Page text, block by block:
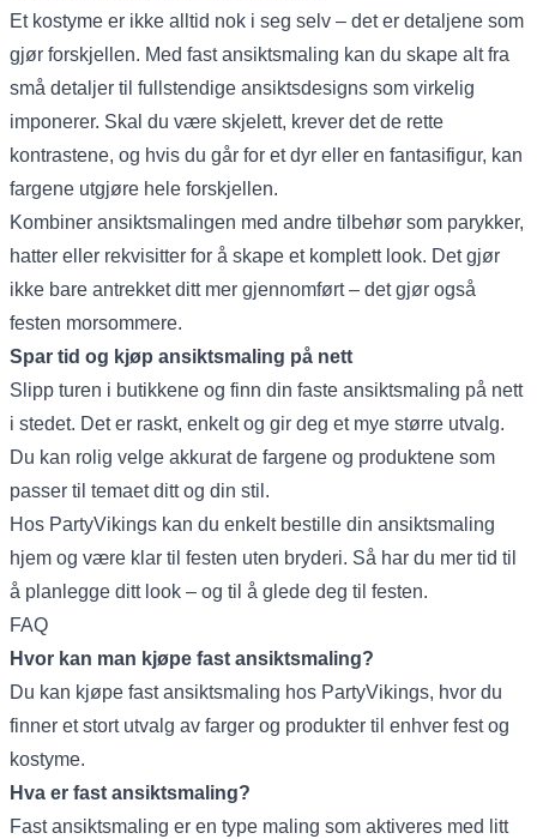
Et kostyme er ikke alltid nok i seg selv – det er detaljene som
gjør forskjellen. Med fast ansiktsmaling kan du skape alt fra
små detaljer til fullstendige ansiktsdesigns som virkelig
imponerer. Skal du være skjelett, krever det de rette
kontrastene, og hvis du går for et dyr eller en fantasifigur, kan
fargene utgjøre hele forskjellen.
Kombiner ansiktsmalingen med andre tilbehør som parykker,
hatter eller rekvisitter for å skape et komplett look. Det gjør
ikke bare antrekket ditt mer gjennomført – det gjør også
festen morsommere.
Spar tid og kjøp ansiktsmaling på nett
Slipp turen i butikkene og finn din faste ansiktsmaling på nett
i stedet. Det er raskt, enkelt og gir deg et mye større utvalg.
Du kan rolig velge akkurat de fargene og produktene som
passer til temaet ditt og din stil.
Hos PartyVikings kan du enkelt bestille din ansiktsmaling
hjem og være klar til festen uten bryderi. Så har du mer tid til
å planlegge ditt look – og til å glede deg til festen.
FAQ
Hvor kan man kjøpe fast ansiktsmaling?
Du kan kjøpe fast ansiktsmaling hos PartyVikings, hvor du
finner et stort utvalg av farger og produkter til enhver fest og
kostyme.
Hva er fast ansiktsmaling?
Fast ansiktsmaling er en type maling som aktiveres med litt